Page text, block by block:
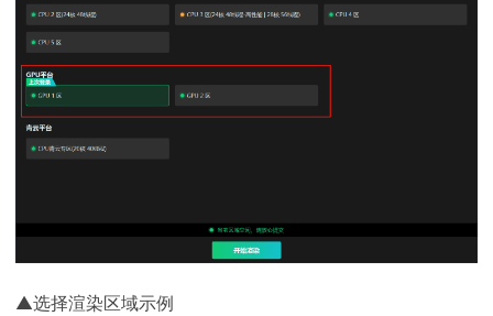
▲选择渲染区域示例